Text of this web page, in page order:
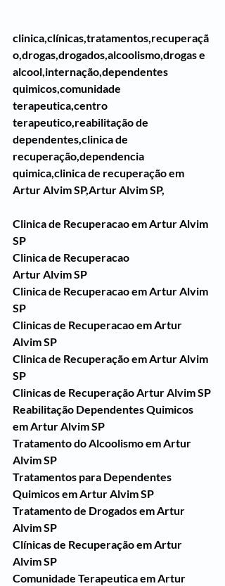
clinica,clínicas,tratamentos,recuperaçã
o,drogas,drogados,alcoolismo,drogas e
alcool,internação,dependentes
quimicos,comunidade
terapeutica,centro
terapeutico,reabilitação de
dependentes,clinica de
recuperação,dependencia
quimica,clinica de recuperação em
Artur Alvim SP,Artur Alvim SP,
Clinica de Recuperacao em Artur Alvim
SP
Clinica de Recuperacao
Artur Alvim SP
Clinica de Recuperacao em Artur Alvim
SP
Clinicas de Recuperacao em Artur
Alvim SP
Clinica de Recuperação em Artur Alvim
SP
Clinicas de Recuperação Artur Alvim SP
Reabilitação Dependentes Quimicos
em Artur Alvim SP
Tratamento do Alcoolismo em Artur
Alvim SP
Tratamentos para Dependentes
Quimicos em Artur Alvim SP
Tratamento de Drogados em Artur
Alvim SP
Clínicas de Recuperação em Artur
Alvim SP
Comunidade Terapeutica em Artur